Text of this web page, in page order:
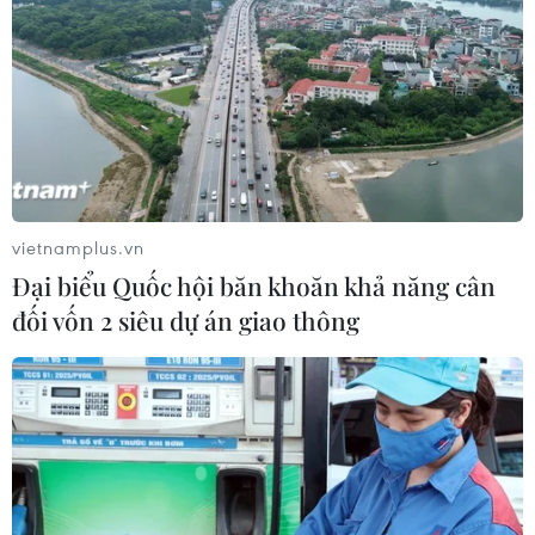
Lấy ý kiến dự án Luật Đất đai (sửa
đổi) để báo cáo Thủ tướng Chính phủ
21/07/2026 06:47
Hà Nội thúc đẩy phát triển nhà ở xã
hội giai đoạn 2026-2030
20/07/2026 13:59
Cần Thơ: Siết trách nhiệm cá nhân,
tập thể để trụ sở, nhà đất dôi dư tồn
đọng
16/07/2026 10:48
vietnamplus.vn
Đại biểu Quốc hội băn khoăn khả năng cân
đối vốn 2 siêu dự án giao thông